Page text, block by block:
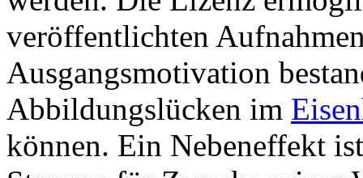
veröffentlichten
Ausgangsmotivation
Abbildungslücken im
können. Ein Nebeneffekt